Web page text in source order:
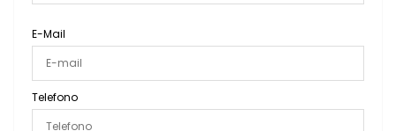
E-Mail
Telefono